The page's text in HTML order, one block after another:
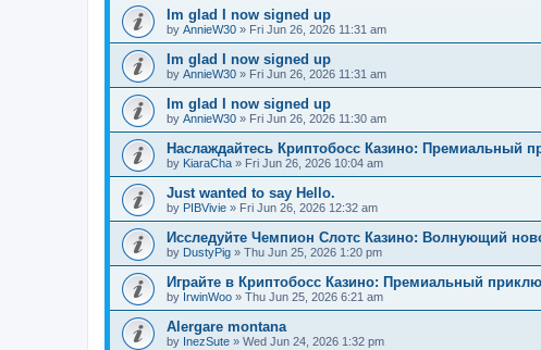
Im glad I now signed up
by AnnieW30 » Fri Jun 26, 2026 11:31 am
Im glad I now signed up
by AnnieW30 » Fri Jun 26, 2026 11:31 am
Im glad I now signed up
by AnnieW30 » Fri Jun 26, 2026 11:30 am
Наслаждайтесь Криптобосс Казино: Премиальный
by KiaraCha » Fri Jun 26, 2026 10:04 am
Just wanted to say Hello.
by PIBVivie » Fri Jun 26, 2026 12:32 am
Исследуйте Чемпион Слотс Казино: Волнующий
by DustyPig » Thu Jun 25, 2026 1:20 pm
Играйте в Криптобосс Казино: Премиальный
by IrwinWoo » Thu Jun 25, 2026 6:21 am
Alergare montana
by InezSute » Wed Jun 24, 2026 1:32 pm